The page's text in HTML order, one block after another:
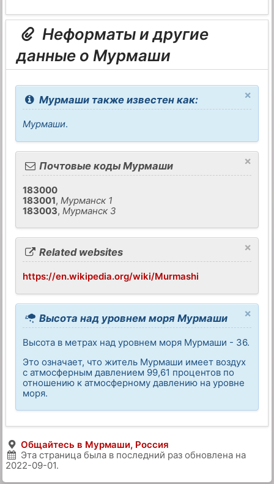
Неформаты и другие
данные о Мурмаши
×
Мурмаши также известен как:
Мурмаши.
×
Почтовые коды Мурмаши
183000
183001, Мурманск 1
183003, Мурманск 3
×
Related websites
https://en.wikipedia.org/wiki/Murmashi
×
Высота над уровнем моря Мурмаши
Высота в метрах над уровнем моря Мурмаши - 36.
Это означает, что житель Мурмаши имеет воздух
с атмосферным давлением 99,61 процентов по
отношению к атмосферному давлению на уровне
моря.
Общайтесь в Мурмаши, Россия
Эта страница была в последний раз обновлена на
2022-09-01.